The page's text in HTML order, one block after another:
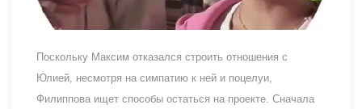
Поскольку Максим отказался строить отношения с
Юлией, несмотря на симпатию к ней и поцелуи,
Филиппова ищет способы остаться на проекте. Сначала